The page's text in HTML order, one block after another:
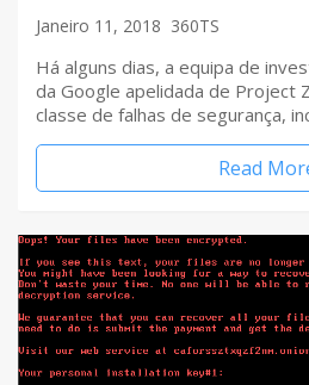
Janeiro 11, 2018 360TS
Há alguns dias, a equipa de
da Google apelidada de Project
classe de falhas de segurança,
Read